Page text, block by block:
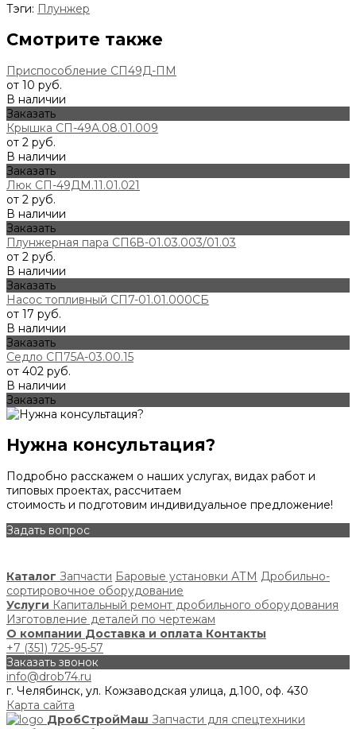
Тэги: Плунжер
Смотрите также
Приспособление СП49Д-ПМ
от 10 руб.
В наличии
Заказать
Крышка СП-49А.08.01.009
от 2 руб.
В наличии
Заказать
Люк СП-49ДМ.11.01.021
от 2 руб.
В наличии
Заказать
Плунжерная пара СП6В-01.03.003/01.03
от 2 руб.
В наличии
Заказать
Насос топливный СП7-01.01.000СБ
от 17 руб.
В наличии
Заказать
Седло СП75А-03.00.15
от 402 руб.
В наличии
Заказать
Нужна консультация?
Подробно расскажем о наших услугах, видах работ и
типовых проектах, рассчитаем
стоимость и подготовим индивидуальное предложение!
Задать вопрос
Каталог Запчасти Баровые установки АТМ Дробильно-
сортировочное оборудование
Услуги Капитальный ремонт дробильного оборудования
Изготовление деталей по чертежам
О компании Доставка и оплата Контакты
+7 (351) 725-95-57
Заказать звонок
info@drob74.ru
г. Челябинск, ул. Кожзаводская улица, д.100, оф. 430
Карта сайта
ДробСтройМаш Запчасти для спецтехники